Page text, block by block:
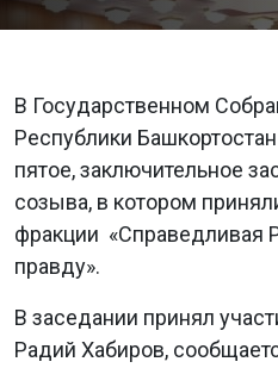
В Государственном
Республики
пятое, заключительное
созыва, в котором
фракции
правду».
В заседании принял
Радий Хабиров,